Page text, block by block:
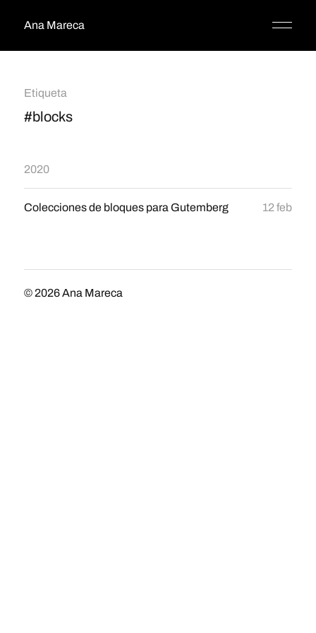
Ana Mareca
Etiqueta
#blocks
2020
Colecciones de bloques para Gutemberg 12 feb
© 2026Ana Mareca